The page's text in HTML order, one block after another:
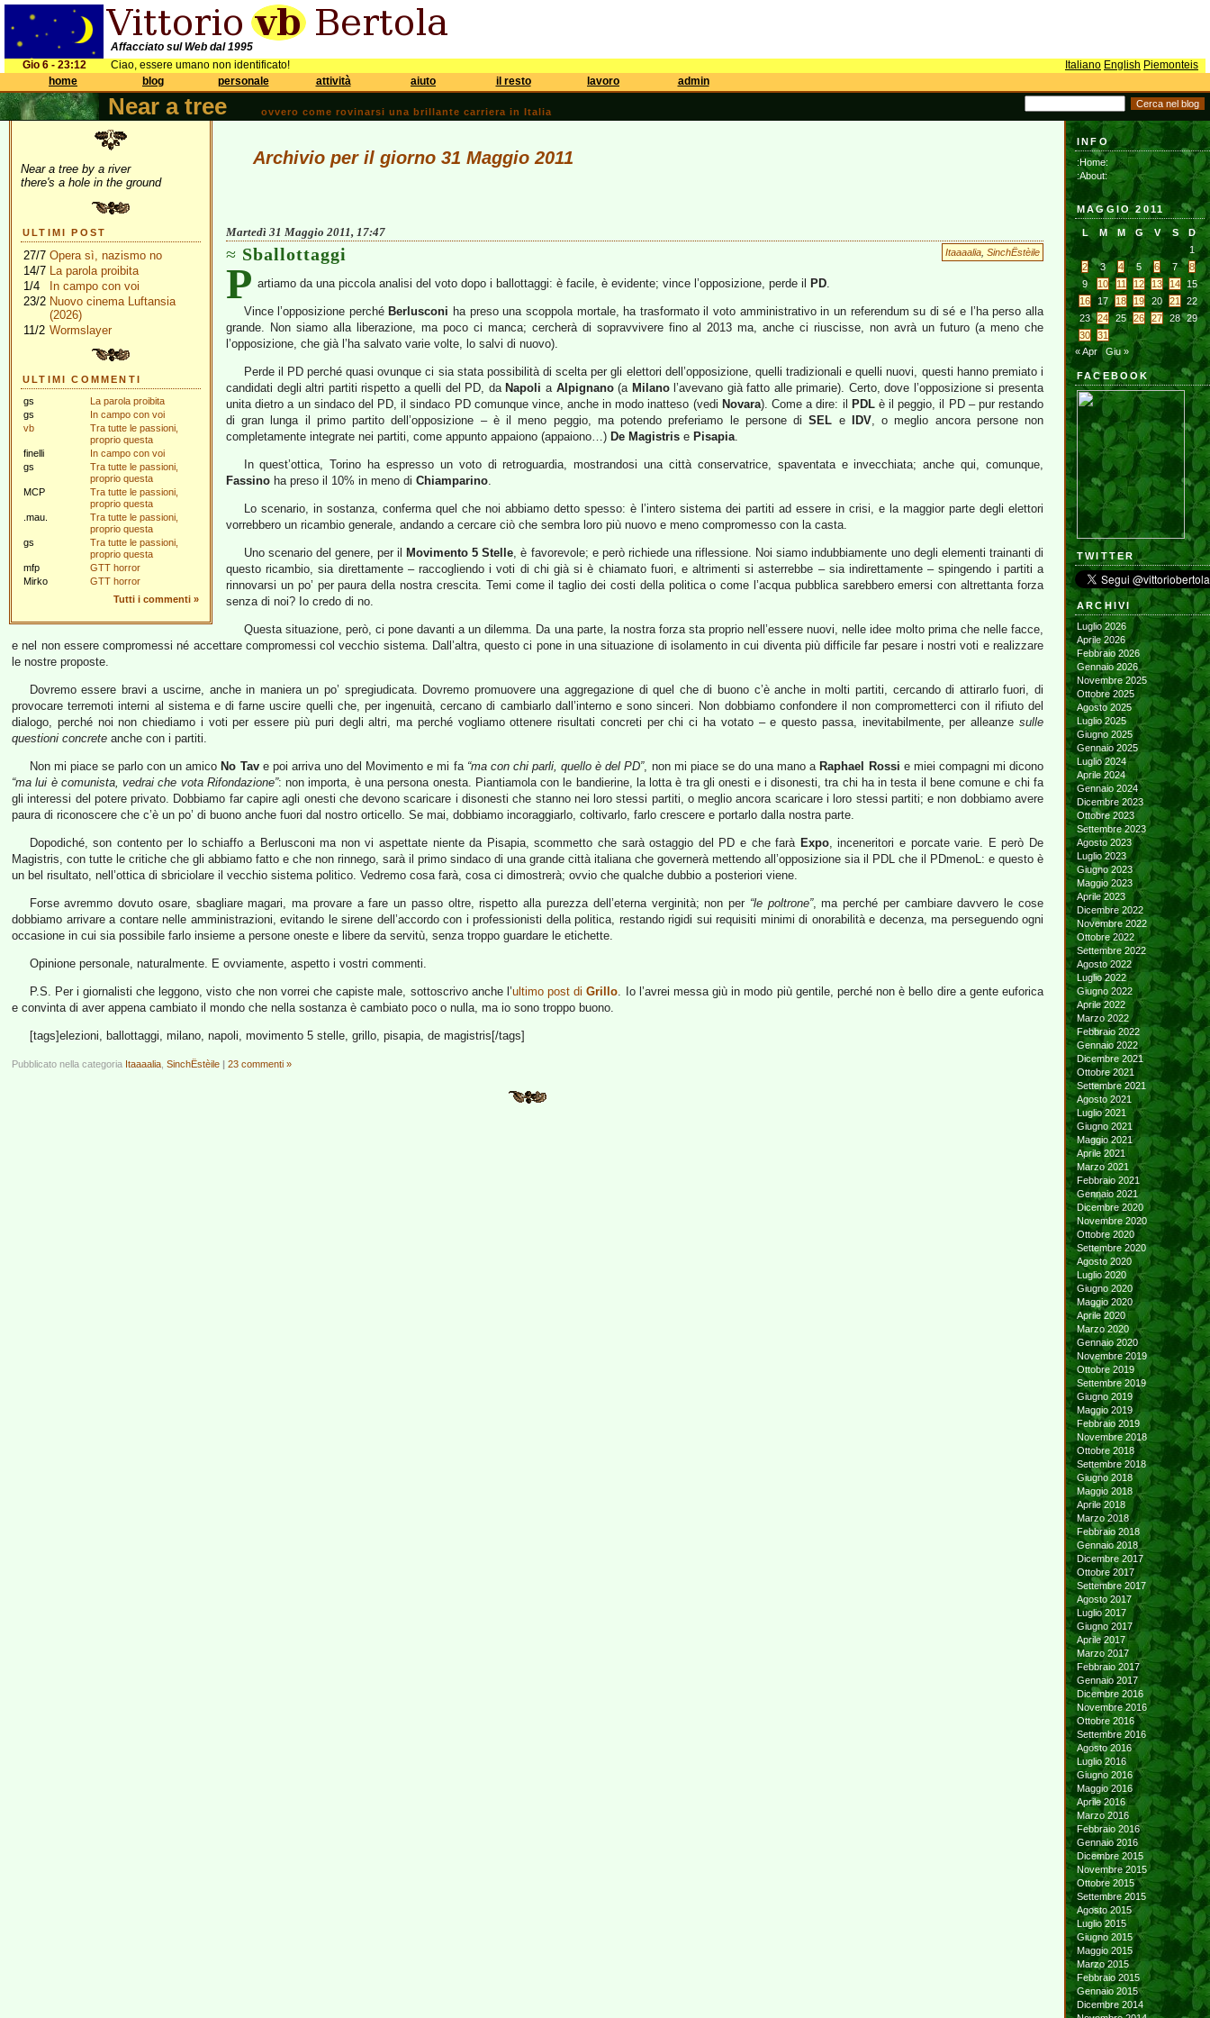
Affacciato sul Web dal 1995
Gio 6 - 23:12
Ciao, essere umano non identificato! Italiano English Piemonteis
home
blog personale attività aiuto il resto lavoro admin
Near a tree ovvero come rovinarsi una brillante carriera in Italia
Near a tree by a river
there's a hole in the ground
ULTIMI POST
27/7 Opera sì, nazismo no
14/7 La parola proibita
1/4
In campo con voi
23/2 Nuovo cinema Luftansia
(2026)
11/2 Wormslayer
ULTIMI COMMENTI
gs
La parola proibita
gs
In campo con voi
vb
Tra tutte le passioni,
proprio questa
finelli
In campo con voi
gs
Tra tutte le passioni,
proprio questa
MCP
Tra tutte le passioni,
proprio questa
.mau.
Tra tutte le passioni,
proprio questa
gs
Tra tutte le passioni,
proprio questa
mfp
GTT horror
Mirko
GTT horror
Tutti i commenti »
Archivio per il giorno 31 Maggio 2011
Martedì 31 Maggio 2011, 17:47
Itaaaalia SinchËstèile
Sballottaggi
P artiamo da una piccola analisi del voto dopo i ballottaggi: è facile, è evidente; vince l’opposizione, perde il PD.
Vince l’opposizione perché Berlusconi ha preso una scoppola mortale, ha trasformato il voto amministrativo in un referendum su di sé e l’ha perso alla
grande. Non siamo alla liberazione, ma poco ci manca; cercherà di sopravvivere fino al 2013 ma, anche ci riuscisse, non avrà un futuro (a meno che
l’opposizione, che già l’ha salvato varie volte, lo salvi di nuovo).
Perde il PD perché quasi ovunque ci sia stata possibilità di scelta per gli elettori dell’opposizione, quelli tradizionali e quelli nuovi, questi hanno premiato i
candidati degli altri partiti rispetto a quelli del PD, da Napoli a Alpignano(a Milanol’avevano già fatto alle primarie). Certo, dove l’opposizione si presenta
unita dietro a un sindaco del PD, il sindaco PD comunque vince, anche in modo inatteso (vedi Novara). Come a dire: il PDLè il peggio, il PD – pur restando
di gran lunga il primo partito dell’opposizione – è il meno peggio, ma potendo preferiamo le persone diSEL e IDV, o meglio ancora persone non
completamente integrate nei partiti, come appunto appaiono (appaiono…) De Magistris e Pisapia.
In quest’ottica, Torino ha espresso un voto di retroguardia, mostrandosi una città conservatrice, spaventata e invecchiata; anche qui, comunque,
Fassino ha preso il 10% in meno di Chiamparino.
Lo scenario, in sostanza, conferma quel che noi abbiamo detto spesso: è l’intero sistema dei partiti ad essere in crisi, e la maggior parte degli elettori
vorrebbero un ricambio generale, andando a cercare ciò che sembra loro più nuovo e meno compromesso con la casta.
Uno scenario del genere, per il Movimento 5 Stelle, è favorevole; e però richiede una riflessione. Noi siamo indubbiamente uno degli elementi trainanti di
questo ricambio, sia direttamente – raccogliendo i voti di chi già si è chiamato fuori, e altrimenti si asterrebbe – sia indirettamente – spingendo i partiti a
rinnovarsi un po’ per paura della nostra crescita. Temi come il taglio dei costi della politica o come l’acqua pubblica sarebbero emersi con altrettanta forza
senza di noi? Io credo di no.
Questa situazione, però, ci pone davanti a un dilemma. Da una parte, la nostra forza sta proprio nell’essere nuovi, nelle idee molto prima che nelle facce,
e nel non essere compromessi né accettare compromessi col vecchio sistema. Dall’altra, questo ci pone in una situazione di isolamento in cui diventa più difficile far pesare i nostri voti e realizzare
le nostre proposte.
Dovremo essere bravi a uscirne, anche in maniera un po’ spregiudicata. Dovremo promuovere una aggregazione di quel che di buono c’è anche in molti partiti, cercando di attirarlo fuori, di
provocare terremoti interni al sistema e di farne uscire quelli che, per ingenuità, cercano di cambiarlo dall’interno e sono sinceri. Non dobbiamo confondere il non comprometterci con il rifiuto del
dialogo, perché noi non chiediamo i voti per essere più puri degli altri, ma perché vogliamo ottenere risultati concreti per chi ci ha votato – e questo passa, inevitabilmente, per alleanze sulle
questioni concrete anche con i partiti.
Non mi piace se parlo con un amico No Tave poi arriva uno del Movimento e mi fa “ma con chi parli, quello è del PD”, non mi piace se do una mano a Raphael Rossi e miei compagni mi dicono
“ma lui è comunista, vedrai che vota Rifondazione”: non importa, è una persona onesta. Piantiamola con le bandierine, la lotta è tra gli onesti e i disonesti, tra chi ha in testa il bene comune e chi fa
gli interessi del potere privato. Dobbiamo far capire agli onesti che devono scaricare i disonesti che stanno nei loro stessi partiti, o meglio ancora scaricare i loro stessi partiti; e non dobbiamo avere
paura di riconoscere che c’è un po’ di buono anche fuori dal nostro orticello. Se mai, dobbiamo incoraggiarlo, coltivarlo, farlo crescere e portarlo dalla nostra parte.
Dopodiché, son contento per lo schiaffo a Berlusconi ma non vi aspettate niente da Pisapia, scommetto che sarà ostaggio del PD e che farà Expo, inceneritori e porcate varie. E però De
Magistris, con tutte le critiche che gli abbiamo fatto e che non rinnego, sarà il primo sindaco di una grande città italiana che governerà mettendo all’opposizione sia il PDL che il PDmenoL: e questo è
un bel risultato, nell’ottica di sbriciolare il vecchio sistema politico. Vedremo cosa farà, cosa ci dimostrerà; ovvio che qualche dubbio a posteriori viene.
Forse avremmo dovuto osare, sbagliare magari, ma provare a fare un passo oltre, rispetto alla purezza dell’eterna verginità; non per “le poltrone”, ma perché per cambiare davvero le cose
dobbiamo arrivare a contare nelle amministrazioni, evitando le sirene dell’accordo con i professionisti della politica, restando rigidi sui requisiti minimi di onorabilità e decenza, ma perseguendo ogni
occasione in cui sia possibile farlo insieme a persone oneste e libere da servitù, senza troppo guardare le etichette.
Opinione personale, naturalmente. E ovviamente, aspetto i vostri commenti.
P.S. Per i giornalisti che leggono, visto che non vorrei che capiste male, sottoscrivo anche l’ultimo post diGrillo. Io l’avrei messa giù in modo più gentile, perché non è bello dire a gente euforica
e convinta di aver appena cambiato il mondo che nella sostanza è cambiato poco o nulla, ma io sono troppo buono.
[tags]elezioni, ballottaggi, milano, napoli, movimento 5 stelle, grillo, pisapia, de magistris[/tags]
Pubblicato nella categoria Itaaaalia SinchËstèile | 23 commenti »
INFO
:Home:
:About:
MAGGIO 2011
L M M G V S
D
1
2
3 4 5 6 7
8
9
10 11 12 13 14
15
16
17 18 19 20 21
22
23
24 25 26 27 28 29
30
31
« Apr
Giu »
FACEBOOK
TWITTER
ARCHIVI
Luglio 2026
Aprile 2026
Febbraio 2026
Gennaio 2026
Novembre 2025
Ottobre 2025
Agosto 2025
Luglio 2025
Giugno 2025
Gennaio 2025
Luglio 2024
Aprile 2024
Gennaio 2024
Dicembre 2023
Ottobre 2023
Settembre 2023
Agosto 2023
Luglio 2023
Giugno 2023
Maggio 2023
Aprile 2023
Dicembre 2022
Novembre 2022
Ottobre 2022
Settembre 2022
Agosto 2022
Luglio 2022
Giugno 2022
Aprile 2022
Marzo 2022
Febbraio 2022
Gennaio 2022
Dicembre 2021
Ottobre 2021
Settembre 2021
Agosto 2021
Luglio 2021
Giugno 2021
Maggio 2021
Aprile 2021
Marzo 2021
Febbraio 2021
Gennaio 2021
Dicembre 2020
Novembre 2020
Ottobre 2020
Settembre 2020
Agosto 2020
Luglio 2020
Giugno 2020
Maggio 2020
Aprile 2020
Marzo 2020
Gennaio 2020
Novembre 2019
Ottobre 2019
Settembre 2019
Giugno 2019
Maggio 2019
Febbraio 2019
Novembre 2018
Ottobre 2018
Settembre 2018
Giugno 2018
Maggio 2018
Aprile 2018
Marzo 2018
Febbraio 2018
Gennaio 2018
Dicembre 2017
Ottobre 2017
Settembre 2017
Agosto 2017
Luglio 2017
Giugno 2017
Aprile 2017
Marzo 2017
Febbraio 2017
Gennaio 2017
Dicembre 2016
Novembre 2016
Ottobre 2016
Settembre 2016
Agosto 2016
Luglio 2016
Giugno 2016
Maggio 2016
Aprile 2016
Marzo 2016
Febbraio 2016
Gennaio 2016
Dicembre 2015
Novembre 2015
Ottobre 2015
Settembre 2015
Agosto 2015
Luglio 2015
Giugno 2015
Maggio 2015
Marzo 2015
Febbraio 2015
Gennaio 2015
Dicembre 2014